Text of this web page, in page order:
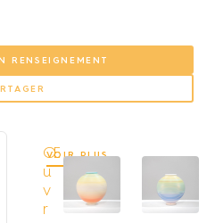
RENSEIGNEMENT
Œ
u
v
r
VOIR PLUS